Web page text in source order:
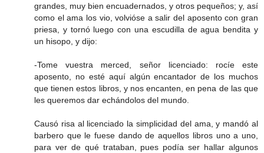
grandes, muy bien encuadernados, y otros pequeños; y, así
como el ama los vio, volvióse a salir del aposento con gran
priesa, y tornó luego con una escudilla de agua bendita y
un hisopo, y dijo:
-Tome vuestra merced, señor licenciado: rocíe este
aposento, no esté aquí algún encantador de los muchos
que tienen estos libros, y nos encanten, en pena de las que
les queremos dar echándolos del mundo.
Causó risa al licenciado la simplicidad del ama, y mandó al
barbero que le fuese dando de aquellos libros uno a uno,
para ver de qué trataban, pues podía ser hallar algunos